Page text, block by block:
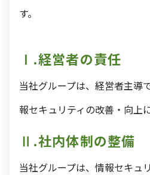
す。
Ⅰ.経営者の責任
当社グループは、経営者主導
報セキュリティの改善・向上
Ⅱ.社内体制の整備
当社グループは、情報セキュ